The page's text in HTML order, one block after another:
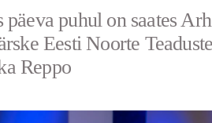
päeva puhul on saates
Eesti Noorte Teaduste
Reppo